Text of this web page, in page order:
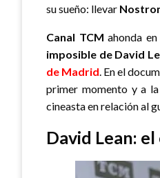
su sueño: llevar
Canal TCM ahonda
imposible de David
de Madrid. En el
primer momento y a
cineasta en relación al
David Lean: